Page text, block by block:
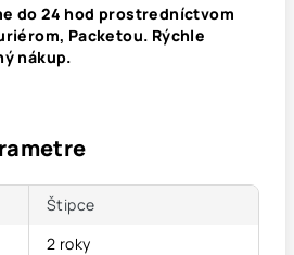
do 24 hod prostredníctvom
Packetou. Rýchle
nákup.
Štipce
2 roky